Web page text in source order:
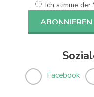
Ich stimme der
Facebook